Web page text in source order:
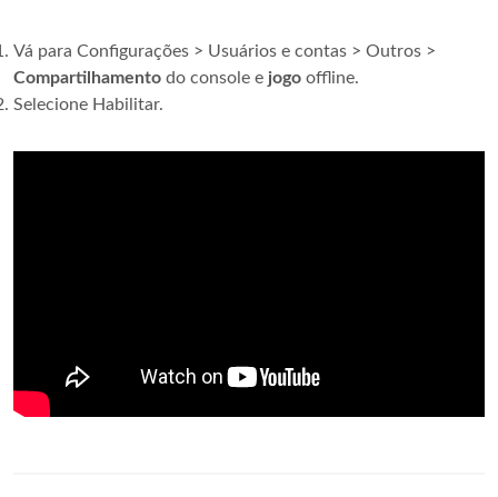
Vá para Configurações > Usuários e contas > Outros >
Compartilhamento do console e jogo offline.
Selecione Habilitar.